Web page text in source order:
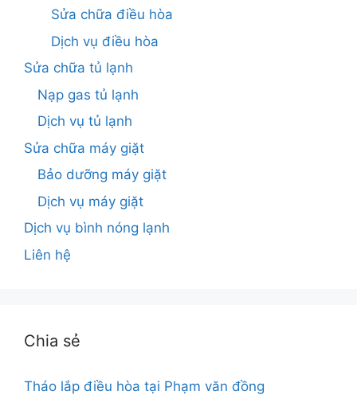
Sửa chữa điều hòa
Dịch vụ điều hòa
Sửa chữa tủ lạnh
Nạp gas tủ lạnh
Dịch vụ tủ lạnh
Sửa chữa máy giặt
Bảo dưỡng máy giặt
Dịch vụ máy giặt
Dịch vụ bình nóng lạnh
Liên hệ
Chia sẻ
Tháo lắp điều hòa tại Phạm văn đồng